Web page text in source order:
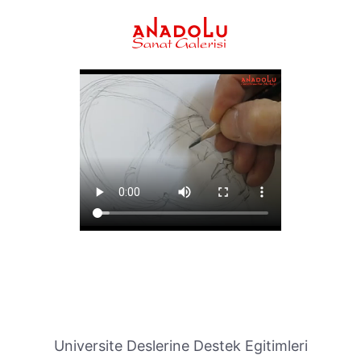
Universite Deslerine Destek Egitimleri